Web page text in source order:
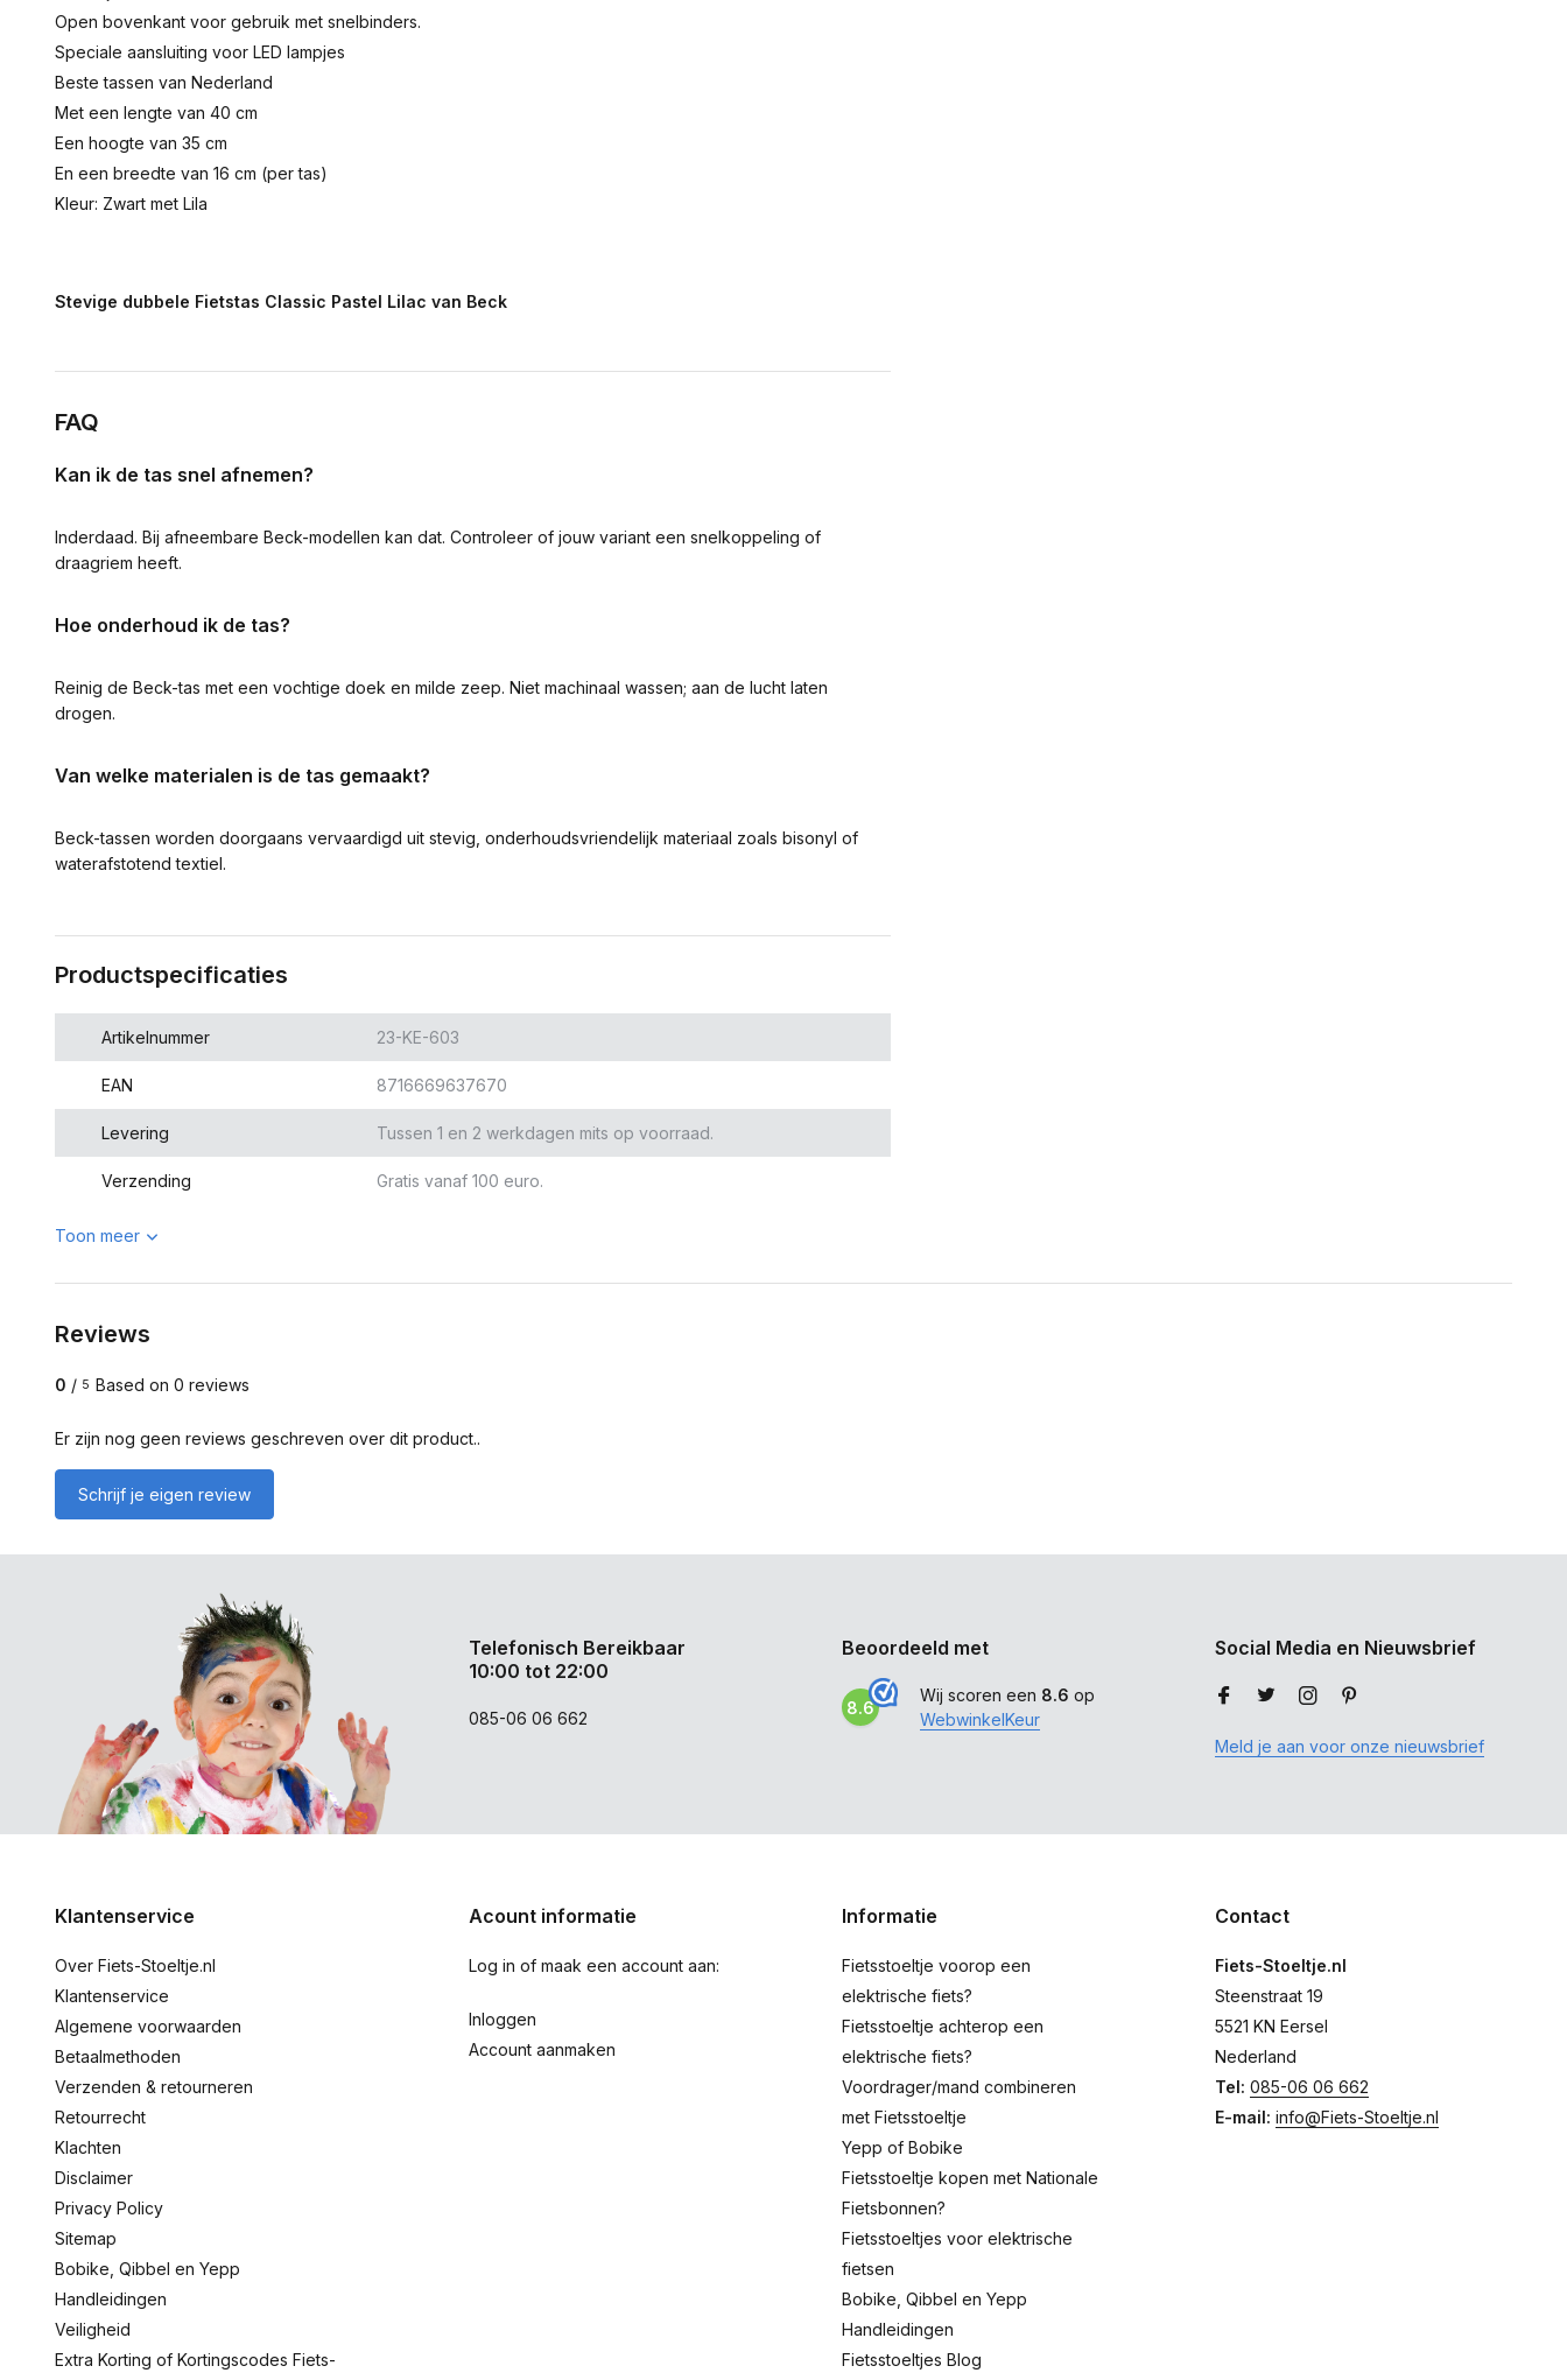
Open bovenkant voor gebruik met snelbinders.
Speciale aansluiting voor LED lampjes
Beste tassen van Nederland
Met een lengte van 40 cm
Een hoogte van 35 cm
En een breedte van 16 cm (per tas)
Kleur: Zwart met Lila
Stevige dubbele Fietstas Classic Pastel Lilac van Beck
FAQ
Kan ik de tas snel afnemen?
Inderdaad. Bij afneembare Beck-modellen kan dat. Controleer of jouw variant een snelkoppeling of
draagriem heeft.
Hoe onderhoud ik de tas?
Reinig de Beck-tas met een vochtige doek en milde zeep. Niet machinaal wassen; aan de lucht laten
drogen.
Van welke materialen is de tas gemaakt?
Beck-tassen worden doorgaans vervaardigd uit stevig, onderhoudsvriendelijk materiaal zoals bisonyl of
waterafstotend textiel.
Productspecificaties
Artikelnummer 23-KE-603
EAN 8716669637670
Levering Tussen 1 en 2 werkdagen mits op voorraad.
Verzending Gratis vanaf 100 euro.
Toon meer
Reviews
0 / 5 Based on 0 reviews
Er zijn nog geen reviews geschreven over dit product..
Schrijf je eigen review
Telefonisch Bereikbaar
10:00 tot 22:00
085-06 06 662
Beoordeeld met
8.6
Wij scoren een 8.6 op
WebwinkelKeur
Social Media en Nieuwsbrief
Meld je aan voor onze nieuwsbrief
Klantenservice
Over Fiets-Stoeltje.nl
Klantenservice
Algemene voorwaarden
Betaalmethoden
Verzenden & retourneren
Retourrecht
Klachten
Disclaimer
Privacy Policy
Sitemap
Bobike, Qibbel en Yepp
Handleidingen
Veiligheid
Extra Korting of Kortingscodes Fiets-
Acount informatie
Log in of maak een account aan:
Inloggen
Account aanmaken
Informatie
Fietsstoeltje voorop een
elektrische fiets?
Fietsstoeltje achterop een
elektrische fiets?
Voordrager/mand combineren
met Fietsstoeltje
Yepp of Bobike
Fietsstoeltje kopen met Nationale
Fietsbonnen?
Fietsstoeltjes voor elektrische
fietsen
Bobike, Qibbel en Yepp
Handleidingen
Fietsstoeltjes Blog
Contact
Fiets-Stoeltje.nl
Steenstraat 19
5521 KN Eersel
Nederland
Tel: 085-06 06 662
E-mail: info@Fiets-Stoeltje.nl